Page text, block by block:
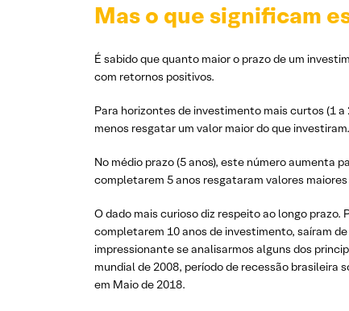
Mas o que significam
É sabido que quanto maior o prazo de um
com retornos positivos.
Para horizontes de investimento mais curtos (1
menos resgatar um valor maior do que investiram.
No médio prazo (5 anos), este número aumenta
completarem 5 anos resgataram valores
O dado mais curioso diz respeito ao longo prazo.
completarem 10 anos de investimento, saíram
impressionante se analisarmos alguns dos
mundial de 2008, período de recessão brasileira
em Maio de 2018.